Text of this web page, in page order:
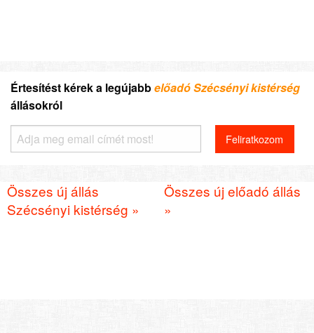
Értesítést kérek a legújabbelőadó Szécsényi kistérség
állásokról
Összes új állás
Szécsényi kistérség »
Összes új előadó állás
»